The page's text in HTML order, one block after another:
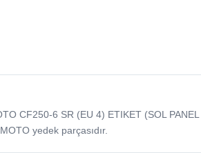
CF250-6 SR (EU 4) ETIKET (SOL
yedek parçasıdır.